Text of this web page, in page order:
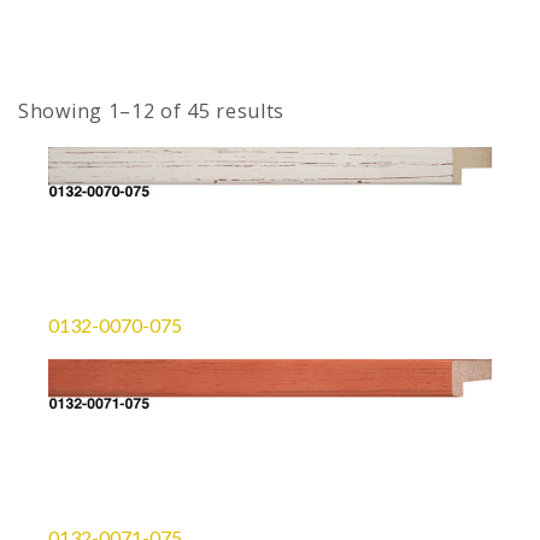
Showing 1–12 of 45 results
0132-0070-075